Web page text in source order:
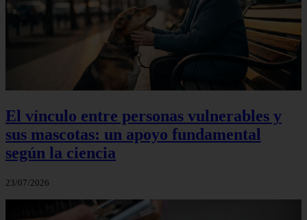
El vínculo entre personas vulnerables y
sus mascotas: un apoyo fundamental
según la ciencia
23/07/2026